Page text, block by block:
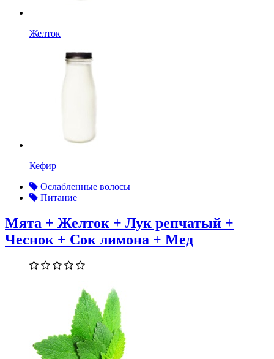
Желток
Кефир
Ослабленные волосы
Питание
Мята + Желток + Лук репчатый +
Чеснок + Сок лимона + Мед